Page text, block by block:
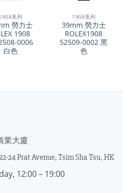
系列
勞力士
1908
0006
白色
1908系列
39mm 勞力士
ROLEX1908
52509-0002 黑
色
業大廈
24 Prat Avenue, Tsim Sha Tsu, HK
12:00 – 19:00